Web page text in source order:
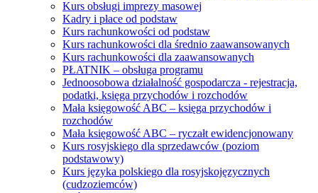
Kurs obsługi imprezy masowej
Kadry i płace od podstaw
Kurs rachunkowości od podstaw
Kurs rachunkowości dla średnio zaawansowanych
Kurs rachunkowości dla zaawansowanych
PŁATNIK – obsługa programu
Jednoosobowa działalność gospodarcza - rejestracja,
podatki, księga przychodów i rozchodów
Mała księgowość ABC – księga przychodów i
rozchodów
Mała księgowość ABC – ryczałt ewidencjonowany
Kurs rosyjskiego dla sprzedawców (poziom
podstawowy)
Kurs języka polskiego dla rosyjskojęzycznych
(cudzoziemców)